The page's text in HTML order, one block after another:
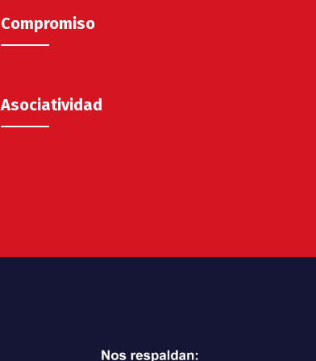
Compromiso
Asociatividad